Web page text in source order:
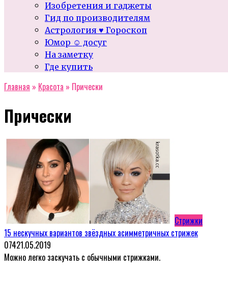
Изобретения и гаджеты
Гид по производителям
Астрология ♥ Гороскоп
Юмор ☺ досуг
На заметку
Где купить
Главная » Красота » Прически
Прически
Стрижки
15 нескучных вариантов звёздных асимметричных стрижек
07421.05.2019
Можно легко заскучать с обычными стрижками.